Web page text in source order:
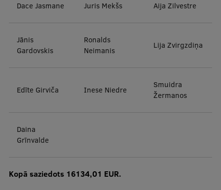
Dace Jasmane Juris Mekšs Aija Zilvestre
Jānis
Gardovskis
Ronalds
Neimanis
Lija Zvirgzdiņa
Edīte Girviča Inese Niedre
Smuidra
Žermanos
Daina
Grīnvalde
Kopā saziedots 16134,01 EUR.